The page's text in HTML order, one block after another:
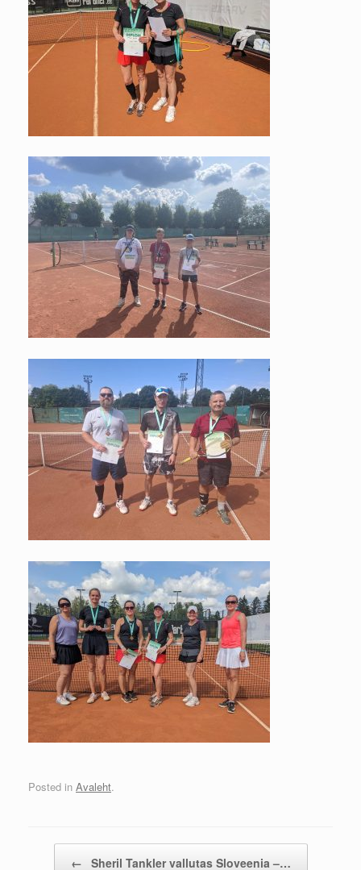
Posted in Avaleht.
← Sheril Tankler vallutas Sloveenia –…